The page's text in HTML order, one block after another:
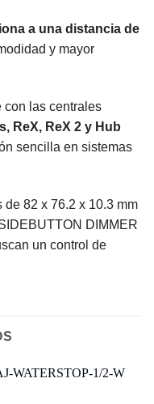
a una distancia de
y mayor
con las centrales
ReX, ReX 2 y Hub
sencilla en sistemas
82 x 76.2 x 10.3 mm
DIMMER
un control de